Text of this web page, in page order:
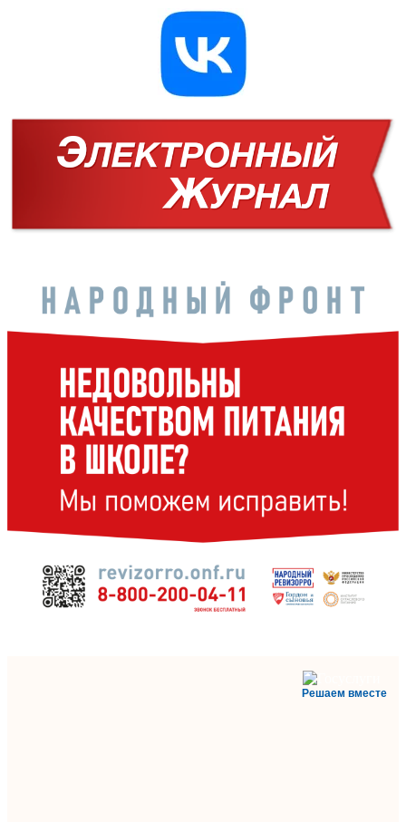
Решаем вместе